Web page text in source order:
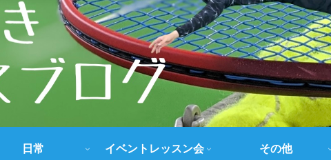
日常 イベントレッスン会 その他